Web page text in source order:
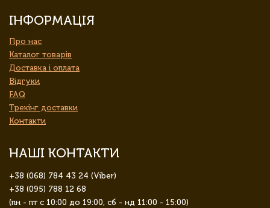
ІНФОРМАЦІЯ
Про нас
Каталог товарів
Доставка і оплата
Відгуки
FAQ
Трекінг доставки
Контакти
НАШІ КОНТАКТИ
+38 (068) 784 43 24 (Viber)
+38 (095) 788 12 68
(пн - пт с 10:00 до 19:00, сб - нд 11:00 - 15:00)